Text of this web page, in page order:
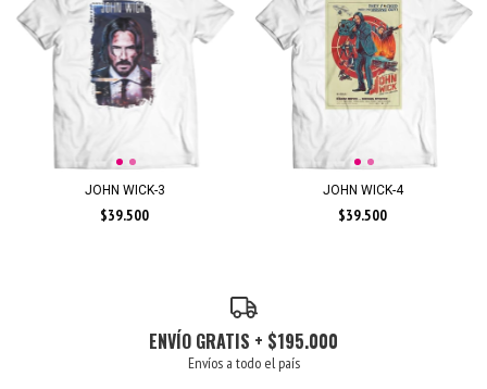
JOHN WICK-3
$39.500
JOHN WICK-4
$39.500
ENVÍO GRATIS + $195.000
Envíos a todo el país